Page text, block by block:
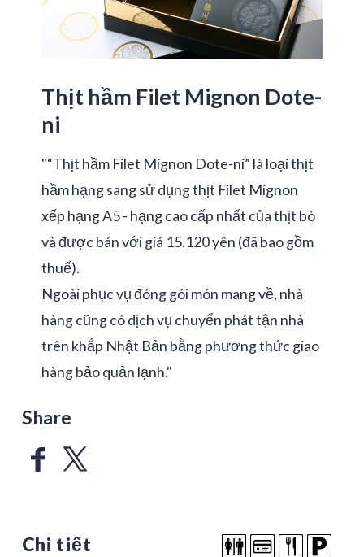
Thịt hầm Filet Mignon Dote-
ni
"“Thịt hầm Filet Mignon Dote-ni” là loại thịt
hầm hạng sang sử dụng thịt Filet Mignon
xếp hạng A5 - hạng cao cấp nhất của thịt bò
và được bán với giá 15.120 yên (đã bao gồm
thuế).
Ngoài phục vụ đóng gói món mang về, nhà
hàng cũng có dịch vụ chuyển phát tận nhà
trên khắp Nhật Bản bằng phương thức giao
hàng bảo quản lạnh."
Share
Chi tiết